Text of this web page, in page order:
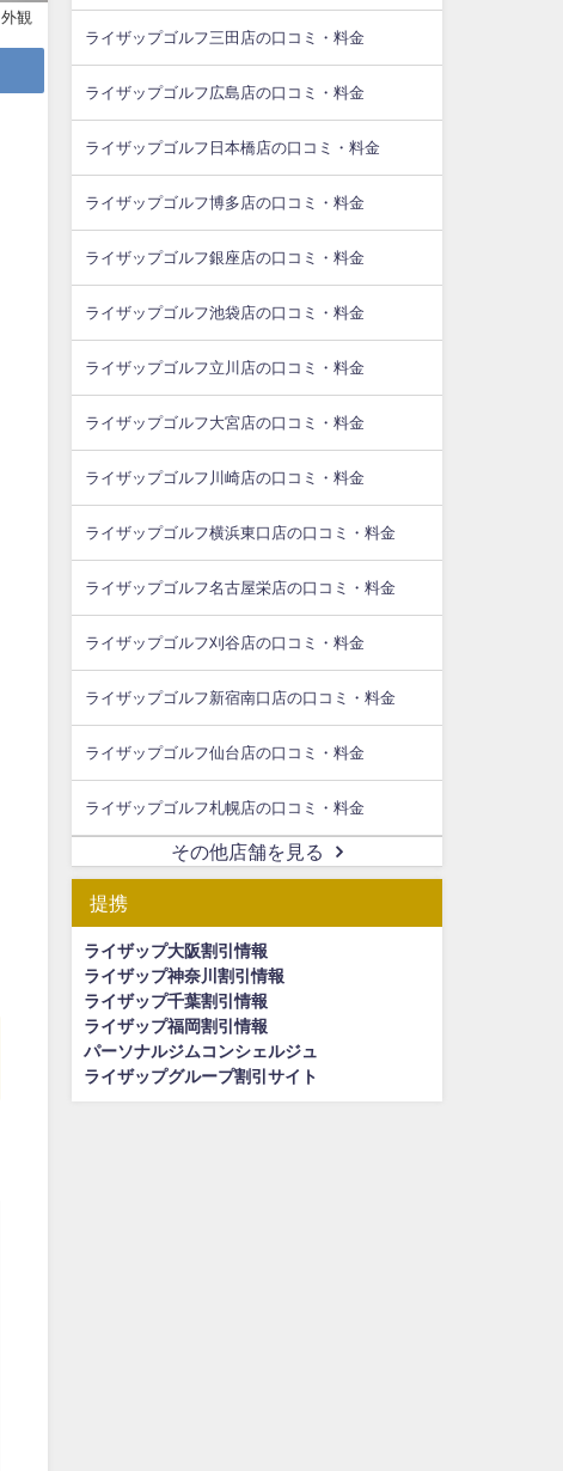
外観
ライザップゴルフ三田店の口コミ・料金
ライザップゴルフ広島店の口コミ・料金
ライザップゴルフ日本橋店の口コミ・料金
ライザップゴルフ博多店の口コミ・料金
ライザップゴルフ銀座店の口コミ・料金
ライザップゴルフ池袋店の口コミ・料金
ライザップゴルフ立川店の口コミ・料金
ライザップゴルフ大宮店の口コミ・料金
ライザップゴルフ川崎店の口コミ・料金
ライザップゴルフ横浜東口店の口コミ・料金
ライザップゴルフ名古屋栄店の口コミ・料金
ライザップゴルフ刈谷店の口コミ・料金
ライザップゴルフ新宿南口店の口コミ・料金
ライザップゴルフ仙台店の口コミ・料金
ライザップゴルフ札幌店の口コミ・料金
その他店舗を見る
提携
ライザップ大阪割引情報
ライザップ神奈川割引情報
ライザップ千葉割引情報
ライザップ福岡割引情報
パーソナルジムコンシェルジュ
ライザップグループ割引サイト